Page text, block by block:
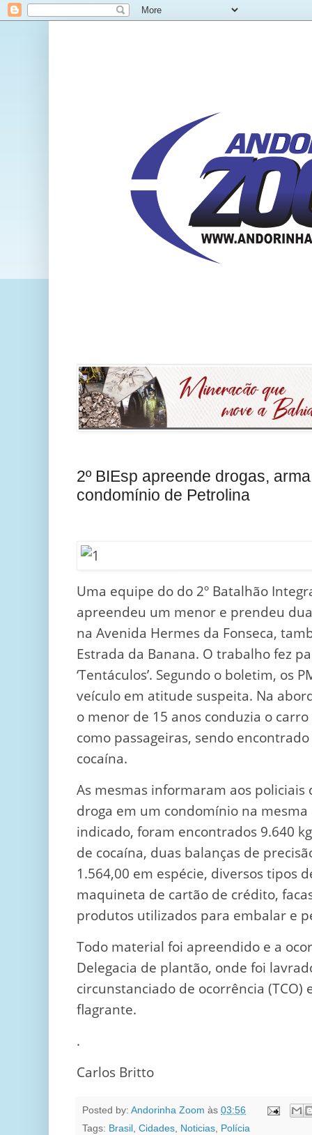
2º BIEsp apreende drogas,
condomínio de Petrolina
Uma equipe do do 2º Batalhão
apreendeu um menor e prendeu
na Avenida Hermes da Fonseca,
Estrada da Banana. O trabalho fez
‘Tentáculos’. Segundo o boletim, os
veículo em atitude suspeita. Na
o menor de 15 anos conduzia o
como passageiras, sendo
cocaína.
As mesmas informaram aos
droga em um condomínio na mesma
indicado, foram encontrados 9.640
de cocaína, duas balanças de
1.564,00 em espécie, diversos tipos
maquineta de cartão de crédito,
produtos utilizados para embalar e
Todo material foi apreendido e a
Delegacia de plantão, onde foi
circunstanciado de ocorrência
flagrante.
.
Carlos Britto
Posted by: Andorinha Zoom às 03:56
Tags: Brasil , Cidades, Noticias, Polícia